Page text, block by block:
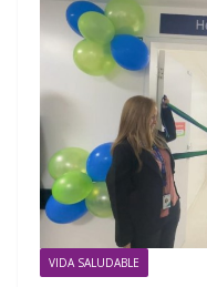
VIDA SALUDABLE